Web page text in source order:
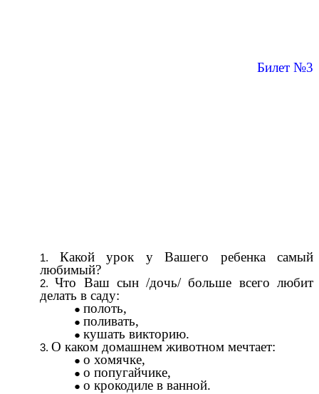
Билет №3
Какой урок у Вашего ребенка самый
любимый?
Что Ваш сын /дочь/ больше всего любит
делать в саду:
полоть,
поливать,
кушать викторию.
О каком домашнем животном мечтает:
о хомячке,
о попугайчике,
о крокодиле в ванной.